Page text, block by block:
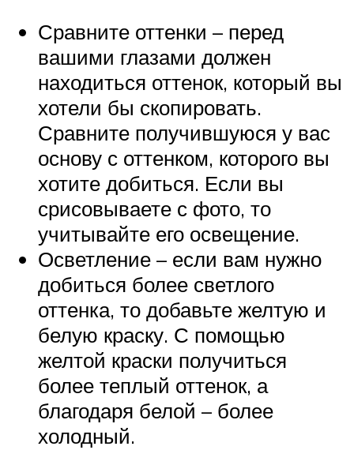
Сравните оттенки – перед
вашими глазами должен
находиться оттенок, который вы
хотели бы скопировать.
Сравните получившуюся у вас
основу с оттенком, которого вы
хотите добиться. Если вы
срисовываете с фото, то
учитывайте его освещение.
Осветление – если вам нужно
добиться более светлого
оттенка, то добавьте желтую и
белую краску. С помощью
желтой краски получиться
более теплый оттенок, а
благодаря белой – более
холодный.